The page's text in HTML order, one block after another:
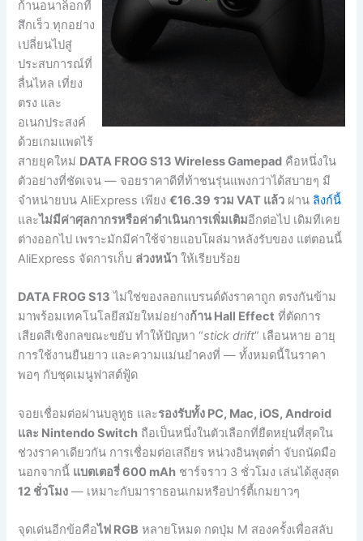
ก้านอนาล็อกที่
สึกเร็ว ทุกอย่าง
เปลี่ยนไปสู่
ประสบการณ์ที่
ลื่นไหล เที่ยง
ตรง และ
อเนกประสงค์
ด้วยเกมแพดไร้
สายยุคใหม่ DATA FROG S13 Wireless Gamepad คือหนึ่งใน
ตัวอย่างที่ชัดเจน — จอยราคาดีที่ท้าชนรุ่นแพงกว่าได้สบายๆ มี
จำหน่ายบน AliExpress เพียง€16.39 รวม VAT แล้ว ผ่าน ลิงก์นี้
และไม่มีค่าศุลกากรหรือค่าดำเนินการเพิ่มเติมอีกต่อไป เดิมทีเคย
ต่างออกไป เพราะมักมีค่าใช้จ่ายแอบโผล่มาหลังรับของ แต่ตอนนี้
AliExpress จัดการเก็บ ล่วงหน้า ให้เรียบร้อย
DATA FROG S13 ไม่ใช่ของลอกแบรนด์ดังราคาถูก ตรงกันข้าม
มาพร้อมเทคโนโลยีสมัยใหม่อย่างก้าน Hall Effect ที่ตัดการ
เสียดสีเชิงกลขณะขยับ ทำให้ปัญหา “stick drift” เลือนหาย อายุ
การใช้งานยืนยาว และความแม่นยำคงที่ — ทั้งหมดนี้ในราคา
พอๆ กับชุดเมนูฟาสต์ฟู้ด
จอยเชื่อมต่อผ่านบลูทูธ และรองรับทั้ง PC, Mac, iOS, Android
และ Nintendo Switch ถือเป็นหนึ่งในตัวเลือกที่ยืดหยุ่นที่สุดใน
ช่วงราคาเดียวกัน การเชื่อมต่อเสถียร หน่วงอินพุตต่ำ จับถนัดมือ
นอกจากนี้ แบตเตอรี่ 600 mAh ชาร์จราว 3 ชั่วโมง เล่นได้สูงสุด
12 ชั่วโมง — เหมาะกับมาราธอนเกมหรือปาร์ตี้เกมยาวๆ
จุดเด่นอีกข้อคือไฟ RGB หลายโหมด กดปุ่ม M สองครั้งเพื่อสลับ